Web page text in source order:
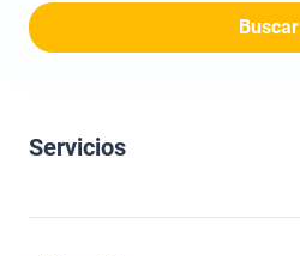
Buscar
Servicios